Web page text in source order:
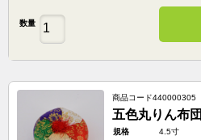
数量
商品コード440000305
五色丸りん布団
規格
4.5寸